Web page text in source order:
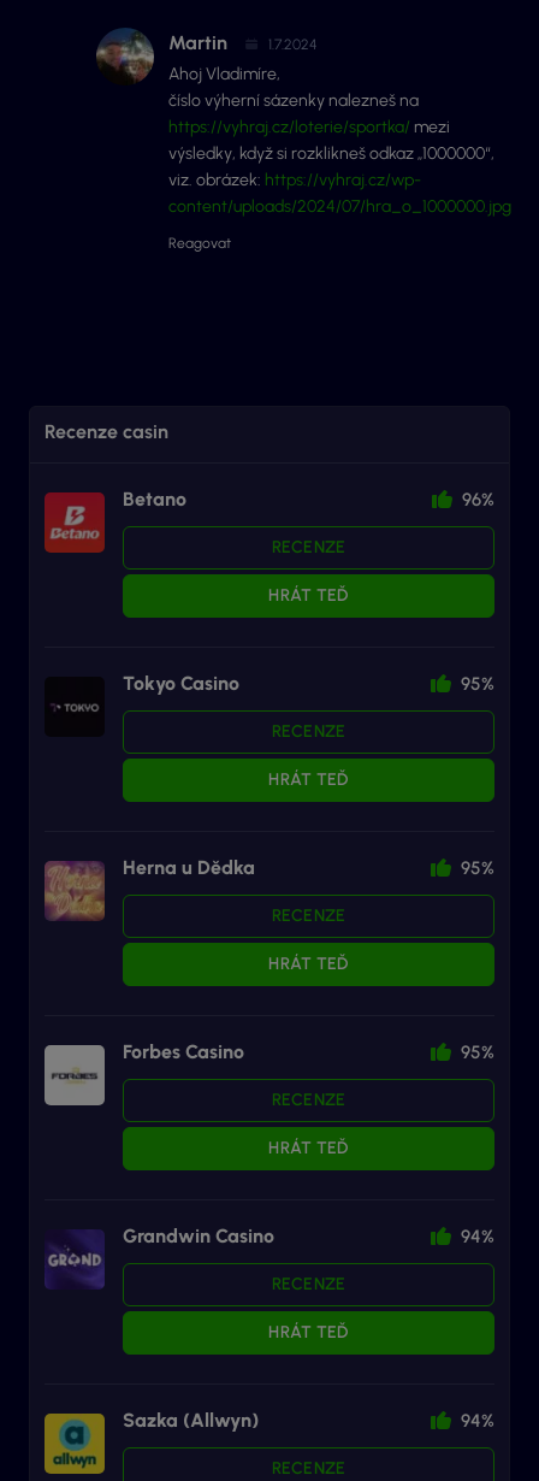
Martin 1.7.2024
Ahoj Vladimíre,
číslo výherní sázenky nalezneš na
https://vyhraj.cz/loterie/sportka/ mezi
výsledky, když si rozklikneš odkaz „1000000“,
viz. obrázek: https://vyhraj.cz/wp-
content/uploads/2024/07/hra_o_1000000.jpg
Reagovat
Recenze casin
Betano 96%
RECENZE
HRÁT TEĎ
Tokyo Casino 95%
RECENZE
HRÁT TEĎ
Herna u Dědka 95%
RECENZE
HRÁT TEĎ
Forbes Casino 95%
RECENZE
HRÁT TEĎ
Grandwin Casino 94%
RECENZE
HRÁT TEĎ
Sazka (Allwyn) 94%
RECENZE